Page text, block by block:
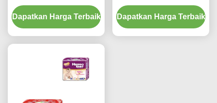
Lembut Nyaman Sekali
Pakai
Dapatkan Harga Terbaik
700 800 900ml Popok
Penyerap Ekstra
Dapatkan Harga Terbaik